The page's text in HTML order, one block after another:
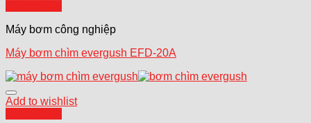
Máy bơm công nghiệp
Máy bơm chìm evergush EFD-20A
Add to wishlist